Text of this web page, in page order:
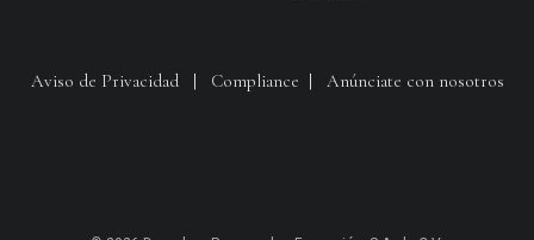
Aviso de Privacidad| Compliance | Anúnciate con nosotros